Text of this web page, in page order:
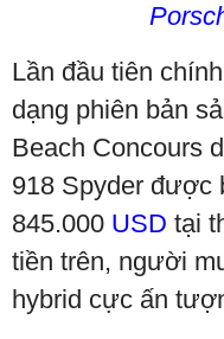
Lần đầu tiên
dạng phiên bản
Beach Concours
918 Spyder được
845.000 USD tại
tiền trên, người
hybrid cực ấn